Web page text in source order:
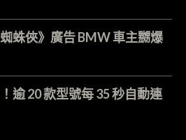
蛛俠》廣告 BMW 車主嬲爆
逾 20 款型號每 35 秒自動連